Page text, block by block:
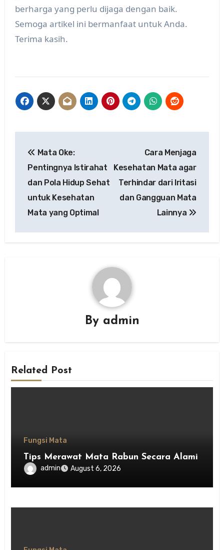
berharga yang perlu dijaga dengan baik.
Semoga artikel ini bermanfaat untuk Anda.
Terima kasih.
navigation
Mata Oke:
Pentingnya Istirahat
dan Pola Hidup Sehat
untuk Kesehatan
Mata yang Optimal
Cara Menjaga
Kesehatan Mata agar
Terhindar dari Iritasi
dan Gangguan Mata
Lainnya
By admin
Related Post
Fungsi Mata
Tips Merawat Mata Rabun Secara Alami
admin August 6, 2026